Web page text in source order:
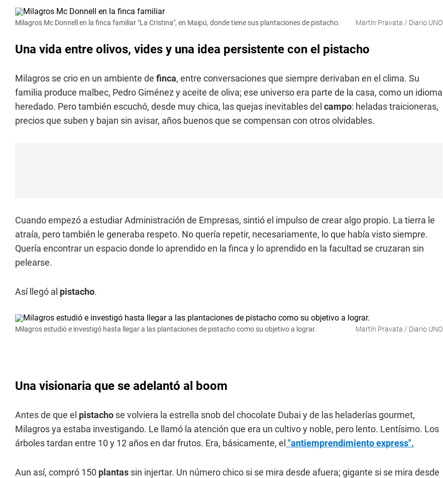
Milagros Mc Donnell en la finca familiar "La Cristina", en Maipú, donde tiene sus plantaciones de pistacho. Martín Pravata / Diario UNO
Una vida entre olivos, vides y una idea persistente con el pistacho
Milagros se crio en un ambiente de finca, entre conversaciones que siempre derivaban en el clima. Su
familia produce malbec, Pedro Giménez y aceite de oliva; ese universo era parte de la casa, como un idioma
heredado. Pero también escuchó, desde muy chica, las quejas inevitables del campo: heladas traicioneras,
precios que suben y bajan sin avisar, años buenos que se compensan con otros olvidables.
Cuando empezó a estudiar Administración de Empresas, sintió el impulso de crear algo propio. La tierra le
atraía, pero también le generaba respeto. No quería repetir, necesariamente, lo que había visto siempre.
Quería encontrar un espacio donde lo aprendido en la finca y lo aprendido en la facultad se cruzaran sin
pelearse.
Así llegó al pistacho.
Milagros estudió e investigó hasta llegar a las plantaciones de pistacho como su objetivo a lograr. Martín Pravata / Diario UNO
Una visionaria que se adelantó al boom
Antes de que el pistacho se volviera la estrella snob del chocolate Dubai y de las heladerías gourmet,
Milagros ya estaba investigando. Le llamó la atención que era un cultivo y noble, pero lento. Lentísimo. Los
árboles tardan entre 10 y 12 años en dar frutos. Era, básicamente, el "antiemprendimiento express".
Aun así, compró 150 plantas sin injertar. Un número chico si se mira desde afuera; gigante si se mira desde